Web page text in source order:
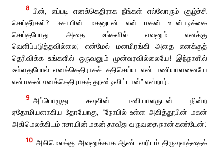
8 பின், எப்படி எனக்கெதிராக நீங்கள் எல்லோரும் சூழ்ச்சி
செய்தீர்கள்? ஈசாயின் மகனுடன் என் மகன் உடன்படிக்கை
செய்தபோது அதை உங்களில் எவனும் எனக்கு
வெளிப்படுத்தவில்லை; என்மேல் மனமிரங்கி அதை எனக்குத்
தெரிவிக்க உங்களில் ஒருவனும் முன்வரவில்லையே! இந்நாளில்
உள்ளதுபோல் எனக்கெதிராகச் சதிசெய்ய என் பணியாளனையே
என் மகன் எனக்கெதிராகத் தூண்டிவிட்டான்” என்றார்.
9 அப்பொழுது சவுலின் பணியாளருடன் நின்ற
ஏதோமியனாகிய தோயோகு, “நோபில் உள்ள அகித்தூபின் மகன்
அகிமெலக்கிடம் ஈசாயின் மகன் தாவீது வருவதை நான் கண்டேன்;
10 அகிமெலக்கு அவனுக்காக ஆண்டவரிடம் திருவுளத்தைக்